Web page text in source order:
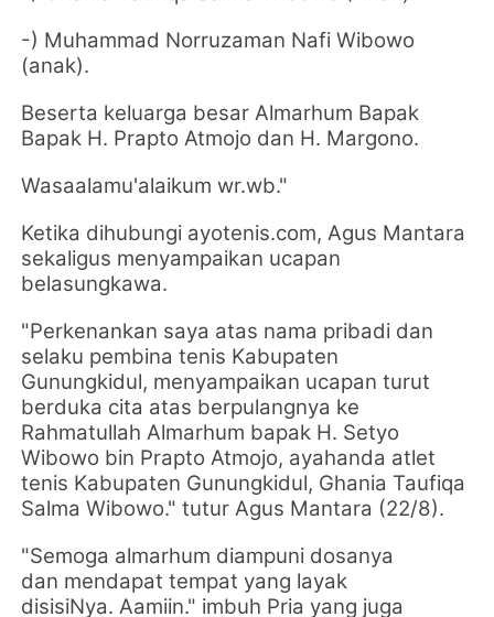
-) Muhammad Norruzaman Nafi Wibowo
(anak).
Beserta keluarga besar Almarhum Bapak
Bapak H. Prapto Atmojo dan H. Margono.
Wasaalamu'alaikum wr.wb."
Ketika dihubungi ayotenis.com, Agus Mantara
sekaligus menyampaikan ucapan
belasungkawa.
"Perkenankan saya atas nama pribadi dan
selaku pembina tenis Kabupaten
Gunungkidul, menyampaikan ucapan turut
berduka cita atas berpulangnya ke
Rahmatullah Almarhum bapak H. Setyo
Wibowo bin Prapto Atmojo, ayahanda atlet
tenis Kabupaten Gunungkidul, Ghania Taufiqa
Salma Wibowo." tutur Agus Mantara (22/8).
"Semoga almarhum diampuni dosanya
dan mendapat tempat yang layak
disisiNya. Aamiin." imbuh Pria yang juga